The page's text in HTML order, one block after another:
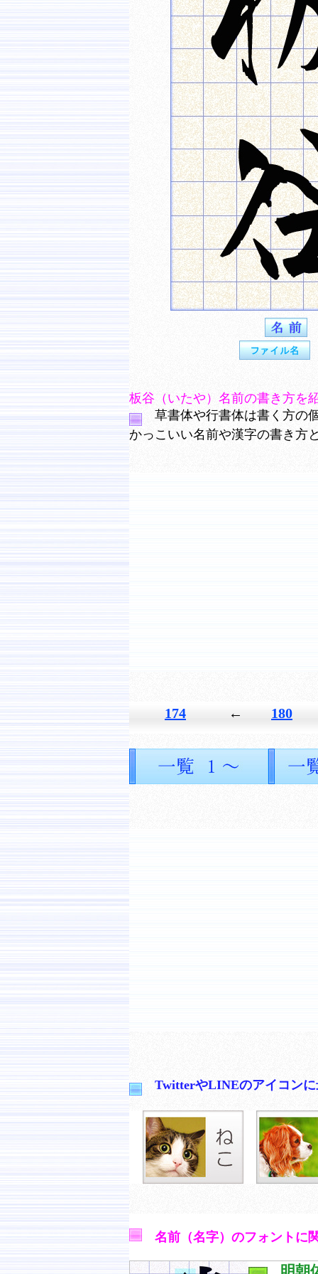
板谷（いたや）名前の書き方を
草書体や行書体は書く方の
かっこいい名前や漢字の書き方
174 ← 180
TwitterやLINEのアイコン
名前（名字）のフォントに